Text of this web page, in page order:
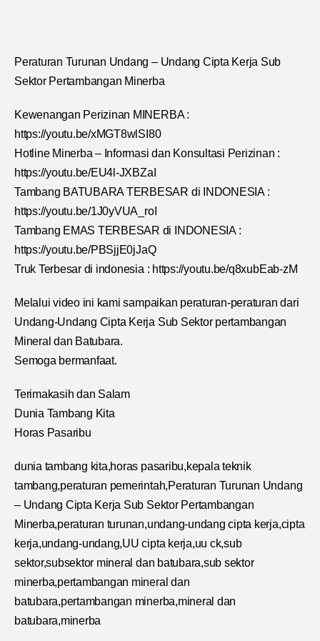
Peraturan Turunan Undang – Undang Cipta Kerja Sub
Sektor Pertambangan Minerba
Kewenangan Perizinan MINERBA :
https://youtu.be/xMGT8wlSI80
Hotline Minerba – Informasi dan Konsultasi Perizinan :
https://youtu.be/EU4l-JXBZaI
Tambang BATUBARA TERBESAR di INDONESIA :
https://youtu.be/1J0yVUA_roI
Tambang EMAS TERBESAR di INDONESIA :
https://youtu.be/PBSjjE0jJaQ
Truk Terbesar di indonesia : https://youtu.be/q8xubEab-zM
Melalui video ini kami sampaikan peraturan-peraturan dari
Undang-Undang Cipta Kerja Sub Sektor pertambangan
Mineral dan Batubara.
Semoga bermanfaat.
Terimakasih dan Salam
Dunia Tambang Kita
Horas Pasaribu
dunia tambang kita,horas pasaribu,kepala teknik
tambang,peraturan pemerintah,Peraturan Turunan Undang
– Undang Cipta Kerja Sub Sektor Pertambangan
Minerba,peraturan turunan,undang-undang cipta kerja,cipta
kerja,undang-undang,UU cipta kerja,uu ck,sub
sektor,subsektor mineral dan batubara,sub sektor
minerba,pertambangan mineral dan
batubara,pertambangan minerba,mineral dan
batubara,minerba